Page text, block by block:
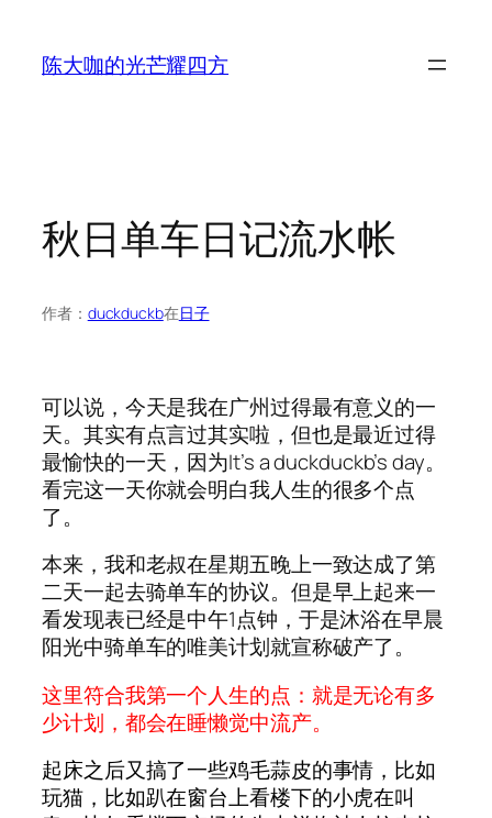
陈大咖的光芒耀四方
秋日单车日记流水帐
作者： duckduckb在日子
可以说，今天是我在广州过得最有意义的一
天。其实有点言过其实啦，但也是最近过得
最愉快的一天，因为It’s a duckduckb’s day。
看完这一天你就会明白我人生的很多个点
了。
本来，我和老叔在星期五晚上一致达成了第
二天一起去骑单车的协议。但是早上起来一
看发现表已经是中午1点钟，于是沐浴在早晨
阳光中骑单车的唯美计划就宣称破产了。
这里符合我第一个人生的点：就是无论有多
少计划，都会在睡懒觉中流产。
起床之后又搞了一些鸡毛蒜皮的事情，比如
玩猫，比如趴在窗台上看楼下的小虎在叫